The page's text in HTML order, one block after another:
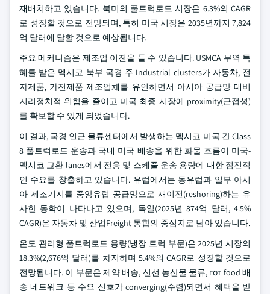
재배치하고 있습니다. 북미의 풀트럭로드 시장은 6.3%의 CAGR
로 성장할 것으로 전망되며, 특히 미국 시장은 2035년까지 7,824
억 달러에 달할 것으로 예상됩니다.
주요 메커니즘은 제조업 이전을 들 수 있습니다. USMCA 무역 특
혜를 받은 멕시코 북부 국경 주 Industrial clusters가 자동차, 전
자제품, 가전제품 제조업체를 유인하면서 아시아 공급망 대비
지리정치적 위험을 줄이고 미국 최종 시장에 proximity(근접성)
를 확보할 수 있게 되었습니다.
이 결과, 국경 인근 물류센터에서 발생하는 멕시코-미국 간 Class
8 풀트럭로드 운송과 국내 미국 배송을 위한 화물 흐름이 미국-
멕시코 교환 lanes에서 전용 및 스케줄 운송 용량에 대한 점진적
인 수요를 창출하고 있습니다. 유럽에서는 동유럽과 일부 아시
아 제조기지를 중앙유럽 공급망으로 재이전(reshoring)하는 유
사한 동학이 나타나고 있으며, 독일(2025년 874억 달러, 4.5%
CAGR)은 자동차 및 산업Freight 통합의 중심지로 남아 있습니다.
온도 관리형 풀트럭로드 용량(냉장 트럭 부문)은 2025년 시장의
18.3%(2,676억 달러)를 차지하며 5.4%의 CAGR로 성장할 것으로
전망됩니다. 이 부문은 제약 배송, 신선 농산물 물류, гот food 배
송 네트워크 등 수요 신호가 converging(수렴)되면서 혜택을 받